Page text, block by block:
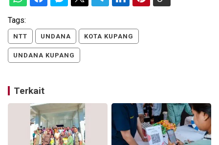
Tags:
NTT UNDANA KOTA KUPANG
UNDANA KUPANG
Terkait